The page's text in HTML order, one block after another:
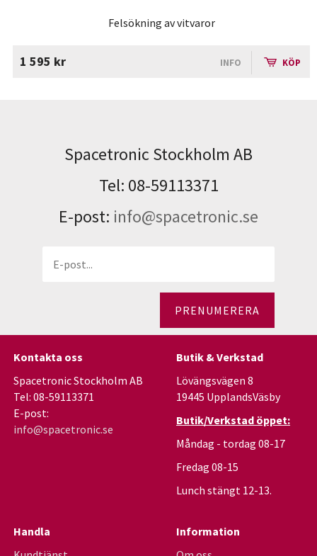
Felsökning av vitvaror
1 595 kr INFO KÖP
Spacetronic Stockholm AB
Tel: 08-59113371
E-post: info@spacetronic.se
PRENUMERERA
Kontakta oss
Spacetronic Stockholm AB
Tel: 08-59113371
E-post:
info@spacetronic.se
Butik & Verkstad
Lövängsvägen 8
19445 UpplandsVäsby
Butik/Verkstad öppet:
Måndag - tordag 08-17
Fredag 08-15
Lunch stängt 12-13.
Handla
Information